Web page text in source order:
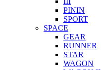
PININ
SPORT
SPACE
GEAR
RUNNER
STAR
WAGON